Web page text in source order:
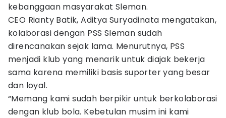
kebanggaan masyarakat Sleman.
CEO Rianty Batik, Aditya Suryadinata mengatakan,
kolaborasi dengan PSS Sleman sudah
direncanakan sejak lama. Menurutnya, PSS
menjadi klub yang menarik untuk diajak bekerja
sama karena memiliki basis suporter yang besar
dan loyal.
“Memang kami sudah berpikir untuk berkolaborasi
dengan klub bola. Kebetulan musim ini kami